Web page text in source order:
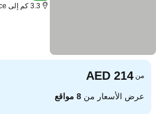
3.3 كم إلى Buckingham Palace
من
عرض الأسعار من8 مواقع